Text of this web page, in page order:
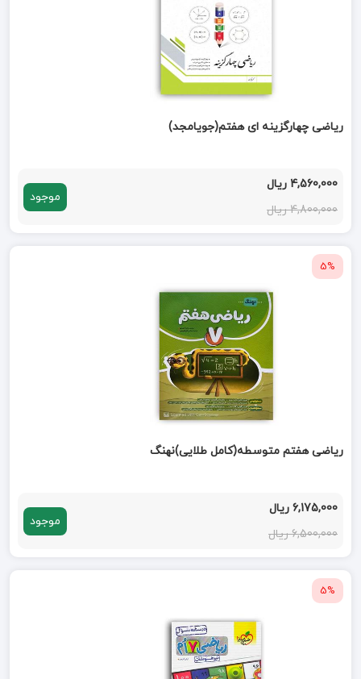
ریاضی چهارگزینه ای هفتم(جویامجد)
4,560,000 ریال
4,800,000 ریال
موجود
5%
ریاضی هفتم متوسطه(کامل طلایی)نهنگ
6,175,000 ریال
6,500,000 ریال
موجود
5%